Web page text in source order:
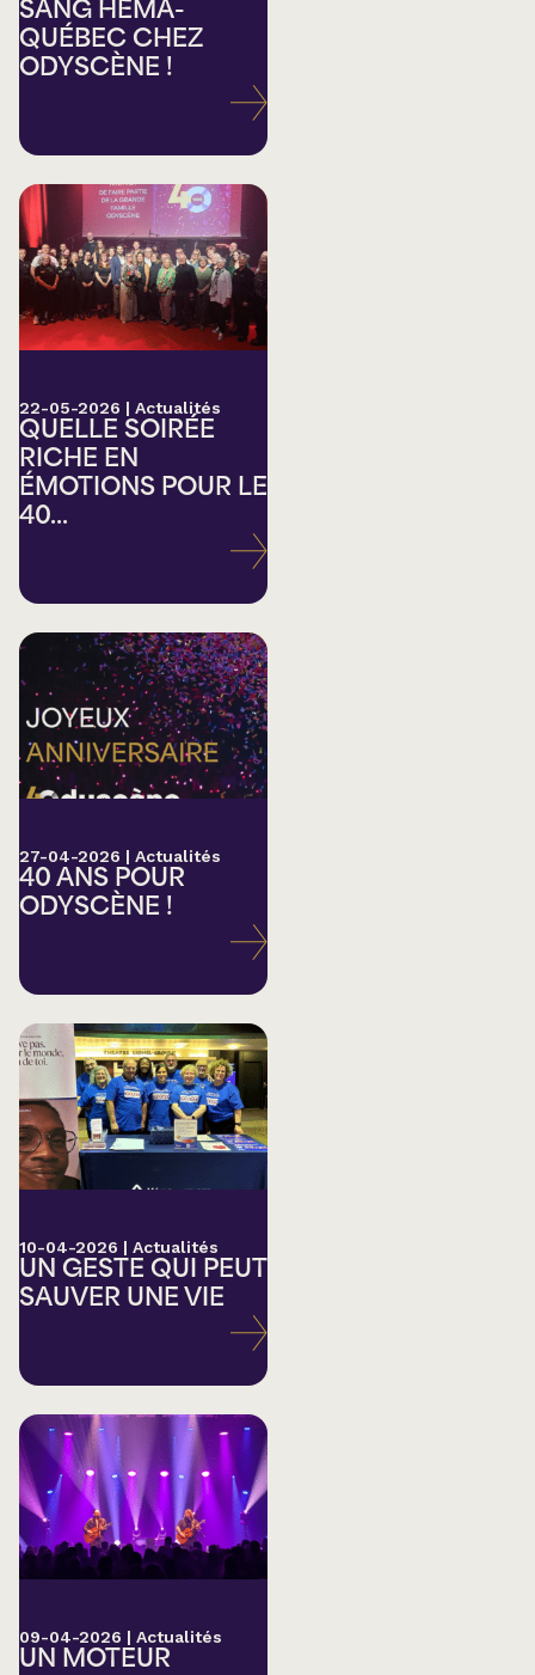
SANG HÉMA-
QUÉBEC CHEZ
ODYSCÈNE !
22-05-2026 | Actualités
QUELLE SOIRÉE
RICHE EN
ÉMOTIONS POUR LE
40...
27-04-2026 | Actualités
40 ANS POUR
ODYSCÈNE !
10-04-2026 | Actualités
UN GESTE QUI PEUT
SAUVER UNE VIE
09-04-2026 | Actualités
UN MOTEUR